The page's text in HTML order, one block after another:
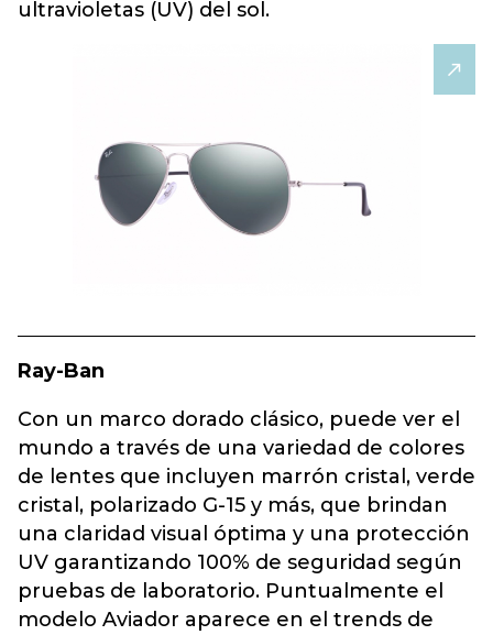
ultravioletas (UV) del sol.
Ray-Ban
Con un marco dorado clásico, puede ver el
mundo a través de una variedad de colores
de lentes que incluyen marrón cristal, verde
cristal, polarizado G-15 y más, que brindan
una claridad visual óptima y una protección
UV garantizando 100% de seguridad según
pruebas de laboratorio. Puntualmente el
modelo Aviador aparece en el trends de